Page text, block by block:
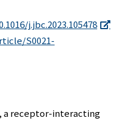
j.jbc.2023.105478
S0021-
a receptor-interacting